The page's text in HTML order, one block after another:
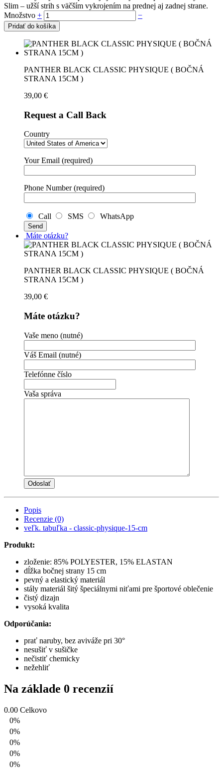
Slim – užší strih s väčším vykrojením na prednej aj zadnej strane.
Množstvo + −
Pridať do košíka
PANTHER BLACK CLASSIC PHYSIQUE ( BOČNÁ
STRANA 15CM )
39,00 €
Request a Call Back
Country
Your Email (required)
Phone Number (required)
Call SMS WhatsApp
Máte otázku?
PANTHER BLACK CLASSIC PHYSIQUE ( BOČNÁ
STRANA 15CM )
39,00 €
Máte otázku?
Vaše meno (nutné)
Váš Email (nutné)
Telefónne číslo
Vaša správa
Popis
Recenzie (0)
veľk. tabuľka - classic-physique-15-cm
Produkt:
zloženie: 85% POLYESTER, 15% ELASTAN
dĺžka bočnej strany 15 cm
pevný a elastický materiál
stály materiál šitý špeciálnymi niťami pre športové oblečenie
čistý dizajn
vysoká kvalita
Odporúčania:
prať naruby, bez aviváže pri 30°
nesušiť v sušičke
nečistiť chemicky
nežehliť
Na základe 0 recenzií
0.00 Celkovo
0%
0%
0%
0%
0%